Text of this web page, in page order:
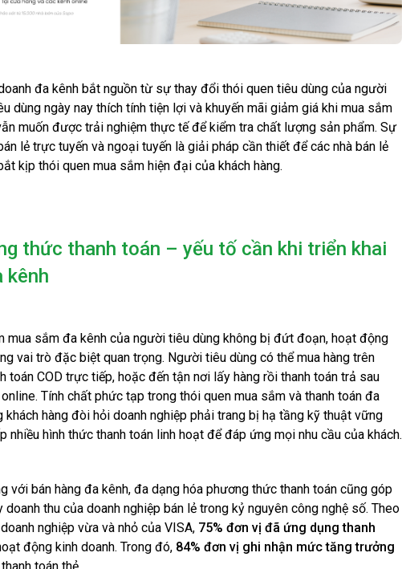
đa kênh bắt nguồn từ sự thay đổi thói quen tiêu dùng của người
dùng ngày nay thích tính tiện lợi và khuyến mãi giảm giá khi mua sắm
muốn được trải nghiệm thực tế để kiểm tra chất lượng sản phẩm. Sự
lẻ trực tuyến và ngoại tuyến là giải pháp cần thiết để các nhà bán lẻ
kịp thói quen mua sắm hiện đại của khách hàng.
thức thanh toán – yếu tố cần khi triển khai
kênh
mua sắm đa kênh của người tiêu dùng không bị đứt đoạn, hoạt động
vai trò đặc biệt quan trọng. Người tiêu dùng có thể mua hàng trên
toán COD trực tiếp, hoặc đến tận nơi lấy hàng rồi thanh toán trả sau
Tính chất phức tạp trong thói quen mua sắm và thanh toán đa
khách hàng đòi hỏi doanh nghiệp phải trang bị hạ tầng kỹ thuật vững
nhiều hình thức thanh toán linh hoạt để đáp ứng mọi nhu cầu của khách.
với bán hàng đa kênh, đa dạng hóa phương thức thanh toán cũng góp
doanh thu của doanh nghiệp bán lẻ trong kỷ nguyên công nghệ số. Theo
nghiệp vừa và nhỏ của VISA, 75% đơn vị đã ứng dụng thanh
động kinh doanh. Trong đó, 84% đơn vị ghi nhận mức tăng trưởng
toán thẻ.